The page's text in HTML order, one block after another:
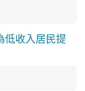
低收入居民提